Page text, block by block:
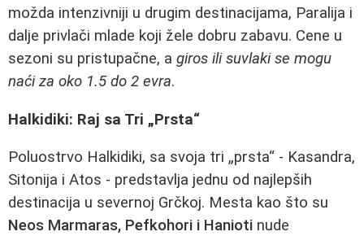
možda intenzivniji u drugim destinacijama, Paralija i
dalje privlači mlade koji žele dobru zabavu. Cene u
sezoni su pristupačne, a giros ili suvlaki se mogu
naći za oko 1.5 do 2 evra.
Halkidiki: Raj sa Tri „Prsta“
Poluostrvo Halkidiki, sa svoja tri „prsta“ - Kasandra,
Sitonija i Atos - predstavlja jednu od najlepših
destinacija u severnoj Grčkoj. Mesta kao što su
Neos Marmaras, Pefkohori i Hanioti nude